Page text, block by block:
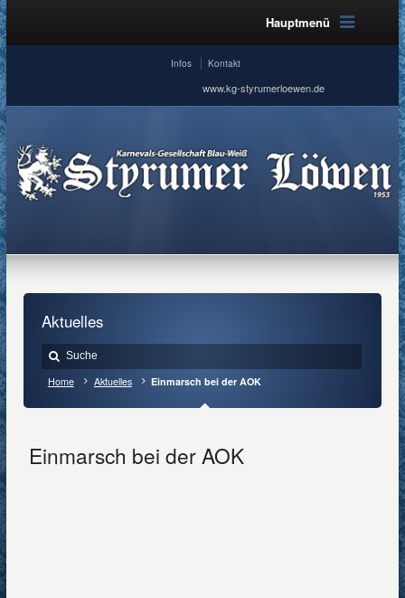
Hauptmenü
Infos Kontakt
www.kg-styrumerloewen.de
Aktuelles
Home Aktuelles Einmarsch bei der AOK
Einmarsch bei der AOK